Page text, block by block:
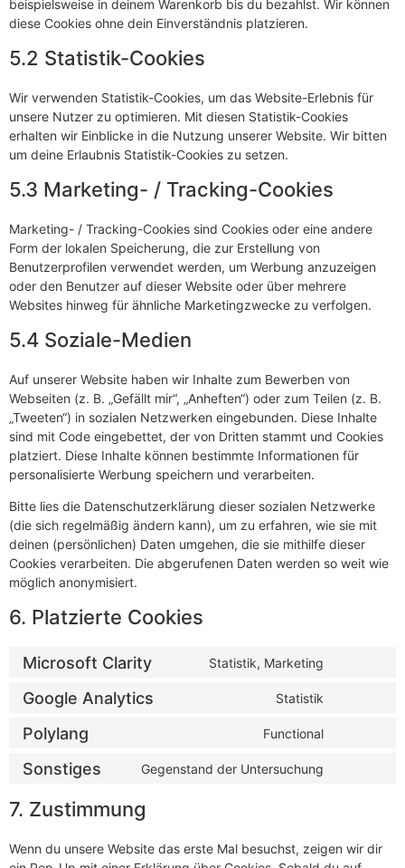
beispielsweise in deinem Warenkorb bis du bezahlst. Wir können
diese Cookies ohne dein Einverständnis platzieren.
5.2 Statistik-Cookies
Wir verwenden Statistik-Cookies, um das Website-Erlebnis für
unsere Nutzer zu optimieren. Mit diesen Statistik-Cookies
erhalten wir Einblicke in die Nutzung unserer Website. Wir bitten
um deine Erlaubnis Statistik-Cookies zu setzen.
5.3 Marketing- / Tracking-Cookies
Marketing- / Tracking-Cookies sind Cookies oder eine andere
Form der lokalen Speicherung, die zur Erstellung von
Benutzerprofilen verwendet werden, um Werbung anzuzeigen
oder den Benutzer auf dieser Website oder über mehrere
Websites hinweg für ähnliche Marketingzwecke zu verfolgen.
5.4 Soziale-Medien
Auf unserer Website haben wir Inhalte zum Bewerben von
Webseiten (z. B. „Gefällt mir“, „Anheften“) oder zum Teilen (z. B.
„Tweeten“) in sozialen Netzwerken eingebunden. Diese Inhalte
sind mit Code eingebettet, der von Dritten stammt und Cookies
platziert. Diese Inhalte können bestimmte Informationen für
personalisierte Werbung speichern und verarbeiten.
Bitte lies die Datenschutzerklärung dieser sozialen Netzwerke
(die sich regelmäßig ändern kann), um zu erfahren, wie sie mit
deinen (persönlichen) Daten umgehen, die sie mithilfe dieser
Cookies verarbeiten. Die abgerufenen Daten werden so weit wie
möglich anonymisiert.
6. Platzierte Cookies
Microsoft Clarity Statistik, Marketing
Google Analytics Statistik
Polylang Functional
Sonstiges Gegenstand der Untersuchung
7. Zustimmung
Wenn du unsere Website das erste Mal besuchst, zeigen wir dir